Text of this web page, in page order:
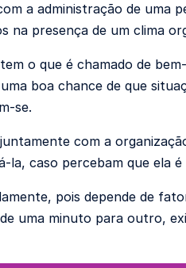
a administração de uma
na presença de um clima
o que é chamado de
boa chance de que
se.
com a
caso percebam que ela
pois depende de
uma minuto para outro,